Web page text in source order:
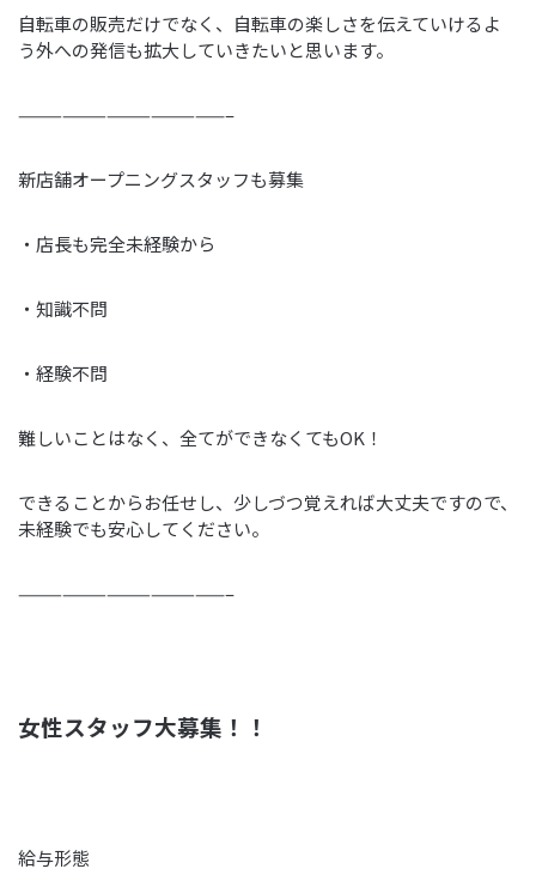
自転車の販売だけでなく、自転車の楽しさを伝えていけるよ
う外への発信も拡大していきたいと思います。
——————————————–
新店舗オープニングスタッフも募集
・店長も完全未経験から
・知識不問
・経験不問
難しいことはなく、全てができなくてもOK！
できることからお任せし、少しづつ覚えれば大丈夫ですので、
未経験でも安心してください。
——————————————–
女性スタッフ大募集！！
給与形態